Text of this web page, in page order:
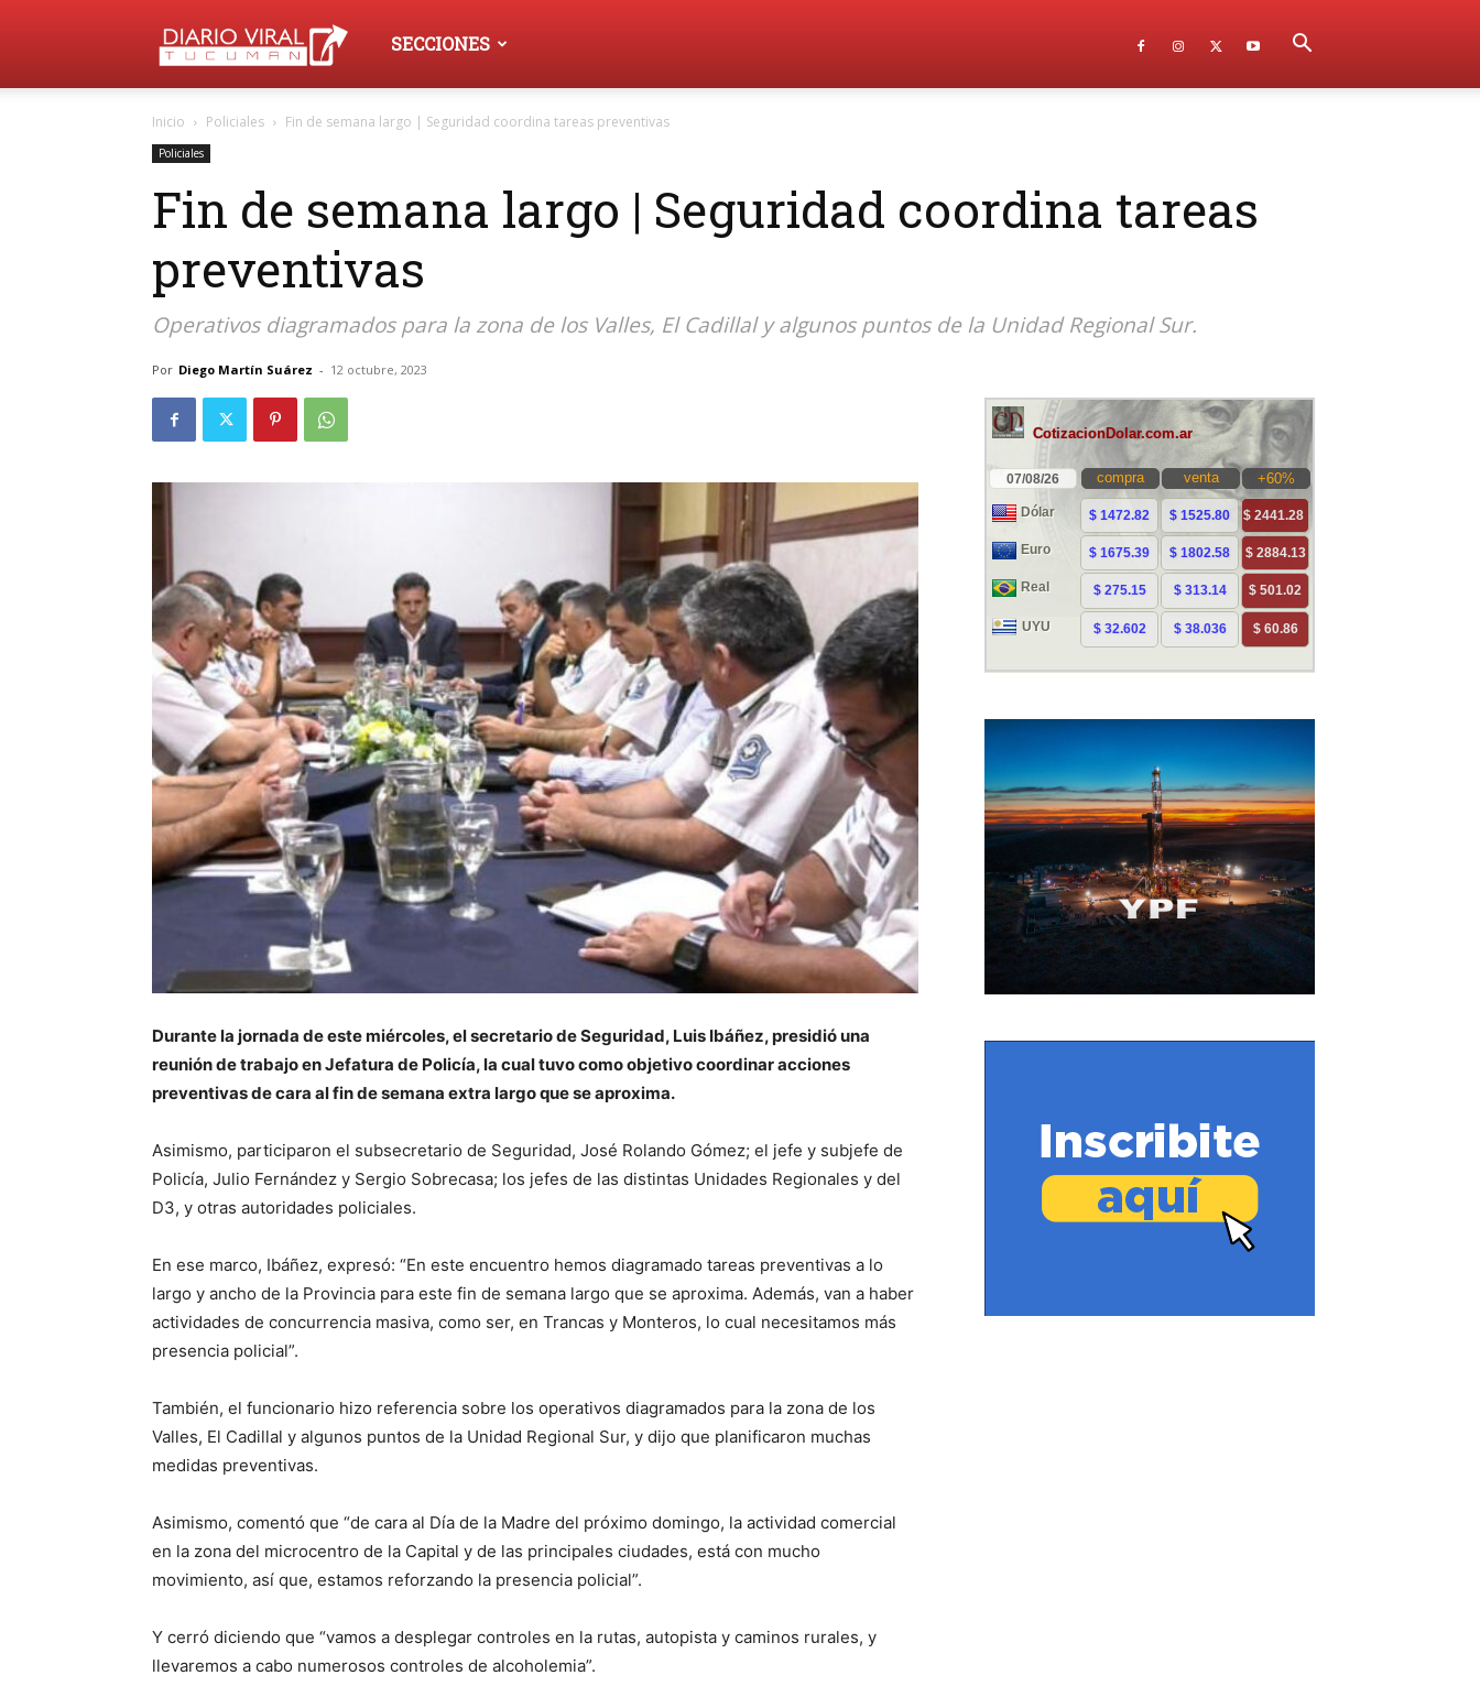
Diario
Viral
Tucumán
SECCIONES
Inicio Policiales Fin de semana largo | Seguridad coordina tareas preventivas
Policiales
Fin de semana largo | Seguridad coordina tareas
preventivas
Operativos diagramados para la zona de los Valles, El Cadillal y algunos puntos de la Unidad Regional Sur.
Por Diego Martín Suárez - 12 octubre, 2023
Durante la jornada de este miércoles, el secretario de Seguridad, Luis Ibáñez, presidió una
reunión de trabajo en Jefatura de Policía, la cual tuvo como objetivo coordinar acciones
preventivas de cara al fin de semana extra largo que se aproxima.
Asimismo, participaron el subsecretario de Seguridad, José Rolando Gómez; el jefe y subjefe de
Policía, Julio Fernández y Sergio Sobrecasa; los jefes de las distintas Unidades Regionales y del
D3, y otras autoridades policiales.
En ese marco, Ibáñez, expresó: “En este encuentro hemos diagramado tareas preventivas a lo
largo y ancho de la Provincia para este fin de semana largo que se aproxima. Además, van a haber
actividades de concurrencia masiva, como ser, en Trancas y Monteros, lo cual necesitamos más
presencia policial”.
También, el funcionario hizo referencia sobre los operativos diagramados para la zona de los
Valles, El Cadillal y algunos puntos de la Unidad Regional Sur, y dijo que planificaron muchas
medidas preventivas.
Asimismo, comentó que “de cara al Día de la Madre del próximo domingo, la actividad comercial
en la zona del microcentro de la Capital y de las principales ciudades, está con mucho
movimiento, así que, estamos reforzando la presencia policial”.
Y cerró diciendo que “vamos a desplegar controles en la rutas, autopista y caminos rurales, y
llevaremos a cabo numerosos controles de alcoholemia”.